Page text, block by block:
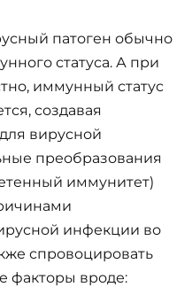
патоген обычно
статуса. А при
иммунный статус
создавая
вирусной
преобразования
иммунитет)
инфекции во
спровоцировать
факторы вроде: